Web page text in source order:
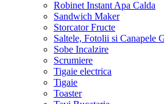
Robinet Instant Apa Calda
Sandwich Maker
Storcator Fructe
Saltele, Fotolii si Canapele
Sobe Incalzire
Scrumiere
Tigaie electrica
Tigaie
Toaster